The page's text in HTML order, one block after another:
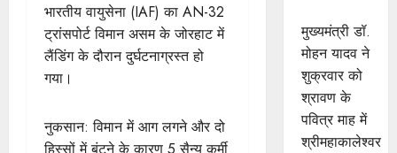
भारतीय वायुसेना (IAF) का AN-32
ट्रांसपोर्ट विमान असम के जोरहाट में
लैंडिंग के दौरान दुर्घटनाग्रस्त हो
गया।
नुकसान: विमान में आग लगने और दो
मुख्यमंत्री डॉ.
मोहन यादव ने
शुक्रवार को
श्रावण के
पवित्र माह में
श्रीमहाकालेश्‍वर